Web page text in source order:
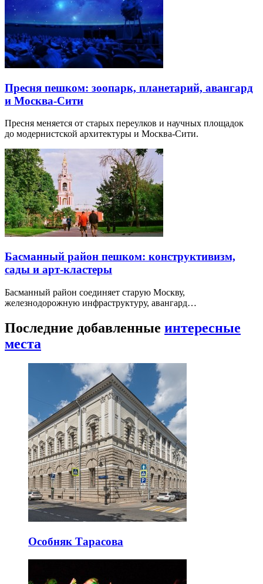
Пресня пешком: зоопарк, планетарий, авангард
и Москва-Сити
Пресня меняется от старых переулков и научных площадок
до модернистской архитектуры и Москва-Сити.
Басманный район пешком: конструктивизм,
сады и арт-кластеры
Басманный район соединяет старую Москву,
железнодорожную инфраструктуру, авангард…
Последние добавленные интересные
места
Особняк Тарасова